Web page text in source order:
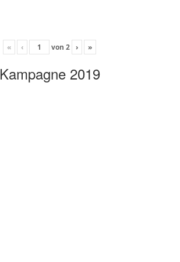
« ‹ von 2 › »
Kampagne 2019